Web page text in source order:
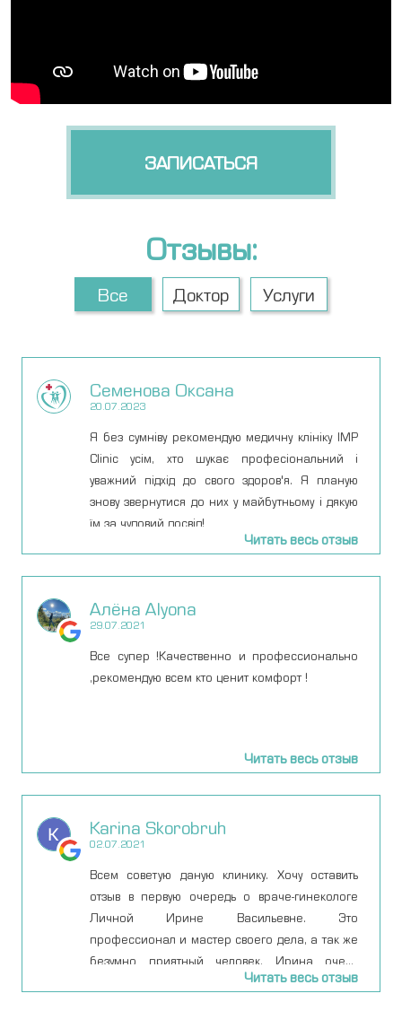
ЗАПИСАТЬСЯ
Отзывы:
Все Доктор Услуги
Семенова Оксана
20.07.2023
Я без сумніву рекомендую медичну клініку IMP
Clinic усім, хто шукає професіональний і
уважний підхід до свого здоров'я. Я планую
знову звернутися до них у майбутньому і дякую
їм за чудовий досвід!
Читать весь отзыв
Алёна Alyona
29.07.2021
Все супер !Качественно и профессионально
,рекомендую всем кто ценит комфорт !
Читать весь отзыв
Karina Skorobruh
02.07.2021
Всем советую даную клинику. Хочу оставить
отзыв в первую очередь о враче-гинекологе
Личной Ирине Васильевне. Это
профессионал и мастер своего дела, а так же
безумно приятный человек. Ирина очень
квалифицированный специалист и с
Читать весь отзыв